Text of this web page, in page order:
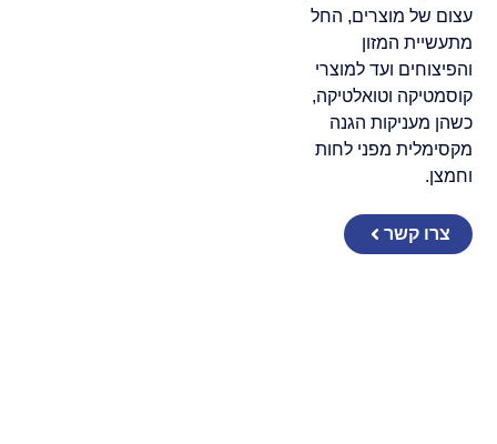
עצום של מוצרים, החל
מתעשיית המזון
והפיצוחים ועד למוצרי
קוסמטיקה וטואלטיקה,
כשהן מעניקות הגנה
מקסימלית מפני לחות
וחמצן.
צרו קשר